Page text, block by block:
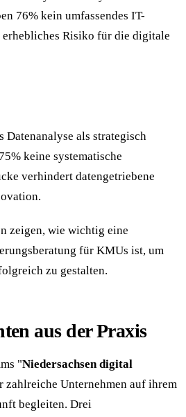
76% kein umfassendes IT-
Risiko für die digitale
Datenanalyse als strategisch
keine systematische
verhindert datengetriebene
zeigen, wie wichtig eine
für KMUs ist, um
zu gestalten.
aus der Praxis
"Niedersachsen digital
zahlreiche Unternehmen auf ihrem
begleiten. Drei